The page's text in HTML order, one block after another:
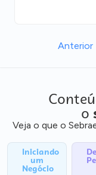
Anterior
o
Veja o que o
Iniciando
um
Negócio